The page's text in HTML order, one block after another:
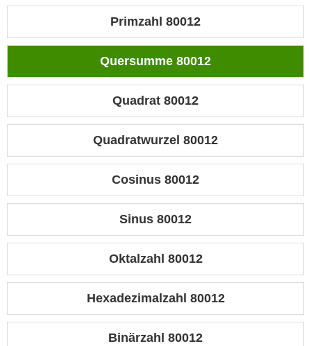
Primzahl 80012
Quersumme 80012
Quadrat 80012
Quadratwurzel 80012
Cosinus 80012
Sinus 80012
Oktalzahl 80012
Hexadezimalzahl 80012
Binärzahl 80012